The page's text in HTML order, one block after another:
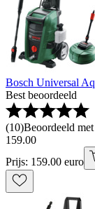
Bosch Universal
Best beoordeeld
(10)Beoordeeld
159.00
Prijs: 159.00 euro